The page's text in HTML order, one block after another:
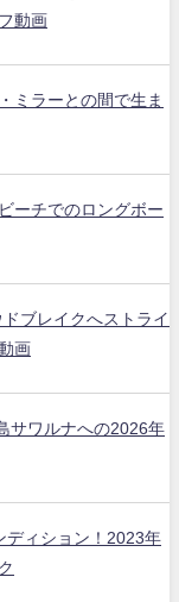
動画
ミラーとの間で生ま
ーチでのロングボー
ブレイクへストライ
画
サワルナへの2026年
ディション！2023年